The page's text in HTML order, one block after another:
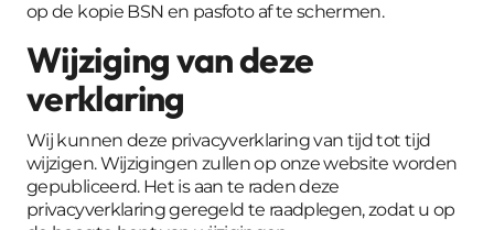
op de kopie BSN en pasfoto af te schermen.
Wijziging van deze
verklaring
Wij kunnen deze privacyverklaring van tijd tot tijd
wijzigen. Wijzigingen zullen op onze website worden
gepubliceerd. Het is aan te raden deze
privacyverklaring geregeld te raadplegen, zodat u op